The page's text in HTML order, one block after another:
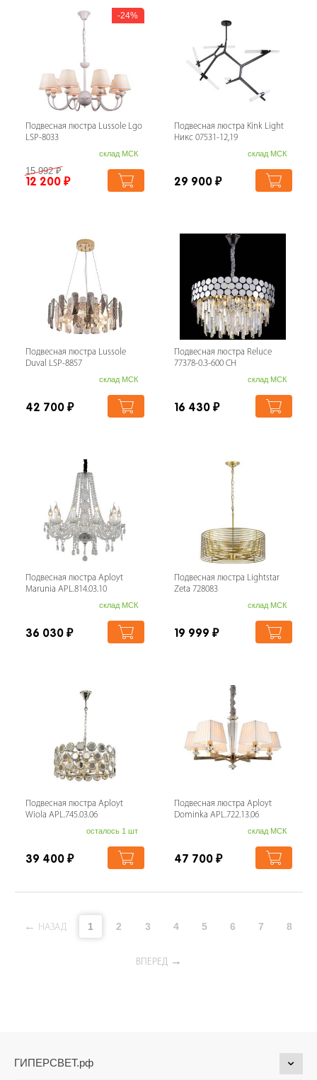
24%
Подвесная люстра Lussole Lgo
LSP-8033
склад МСК
15 992₽
12 200 ₽
Подвесная люстра Kink Light
Никс 07531-12,19
склад МСК
29 900 ₽
Подвесная люстра Lussole
Duval LSP-8857
склад МСК
42 700 ₽
Подвесная люстра Reluce
77378-0.3-600 CH
склад МСК
16 430 ₽
Подвесная люстра Aployt
Marunia APL.814.03.10
склад МСК
36 030 ₽
Подвесная люстра Lightstar
Zeta 728083
склад МСК
19 999 ₽
Подвесная люстра Aployt
Wiola APL.745.03.06
осталось 1 шт
39 400 ₽
Подвесная люстра Aployt
Dominka APL.722.13.06
склад МСК
47 700 ₽
НАЗАД 1 2 3 4 5 6 7 8
ВПЕРЕД
ГИПЕРСВЕТ.рф